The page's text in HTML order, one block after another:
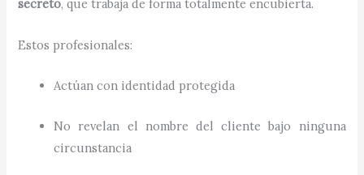
secreto, que trabaja de forma totalmente encubierta.
Estos profesionales:
Actúan con identidad protegida
No revelan el nombre del cliente bajo ninguna
circunstancia